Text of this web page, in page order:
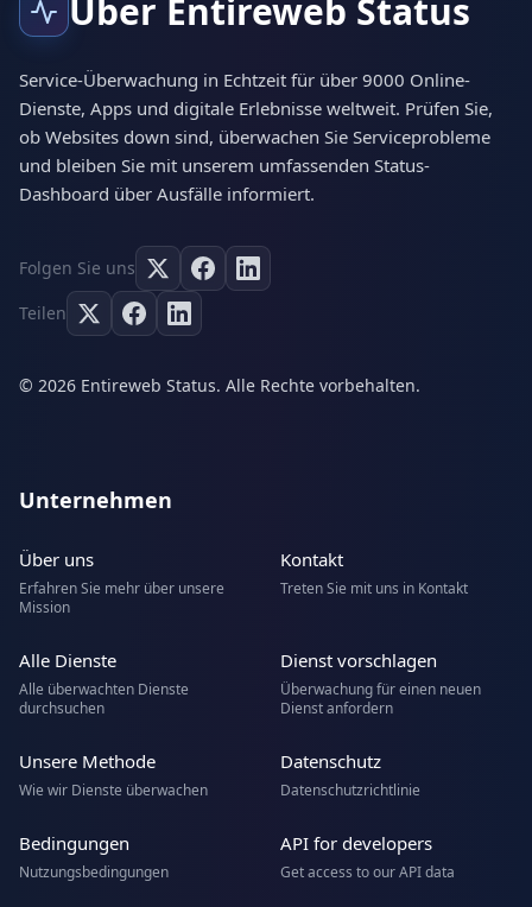
Über Entireweb Status
Service-Überwachung in Echtzeit für über 9000 Online-
Dienste, Apps und digitale Erlebnisse weltweit. Prüfen Sie,
ob Websites down sind, überwachen Sie Serviceprobleme
und bleiben Sie mit unserem umfassenden Status-
Dashboard über Ausfälle informiert.
Folgen Sie uns
Teilen
© 2026 Entireweb Status. Alle Rechte vorbehalten.
Unternehmen
Über uns
Erfahren Sie mehr über unsere
Mission
Kontakt
Treten Sie mit uns in Kontakt
Alle Dienste
Alle überwachten Dienste
durchsuchen
Dienst vorschlagen
Überwachung für einen neuen
Dienst anfordern
Unsere Methode
Wie wir Dienste überwachen
Datenschutz
Datenschutzrichtlinie
Bedingungen
Nutzungsbedingungen
API for developers
Get access to our API data